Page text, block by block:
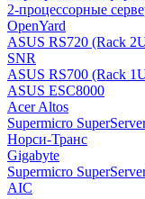
2-процессорные
OpenYard
ASUS RS720 (Rack
SNR
ASUS RS700 (Rack
ASUS ESC8000
Acer Altos
Supermicro
Норси-Транс
Gigabyte
Supermicro
AIC